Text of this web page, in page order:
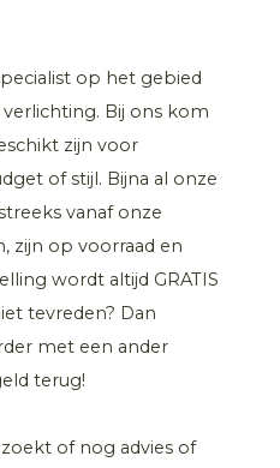
op het gebied
Bij ons kom
zijn voor
of stijl. Bijna al onze
vanaf onze
zijn op voorraad en
wordt altijd GRATIS
tevreden? Dan
met een ander
terug!
of nog advies of